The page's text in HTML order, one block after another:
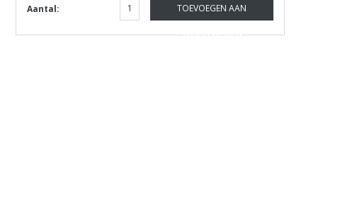
Aantal: TOEVOEGEN AAN
WINKELWAGEN